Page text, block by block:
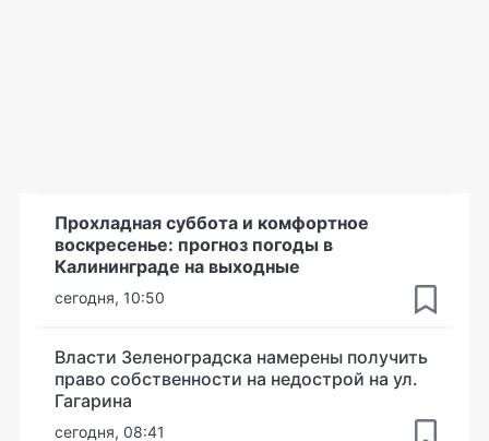
Прохладная суббота и комфортное
воскресенье: прогноз погоды в
Калининграде на выходные
сегодня, 10:50
Власти Зеленоградска намерены получить
право собственности на недострой на ул.
Гагарина
сегодня, 08:41